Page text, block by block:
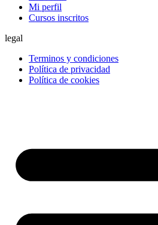
Mi perfil
Cursos inscritos
legal
Terminos y condiciones
Política de privacidad
Política de cookies